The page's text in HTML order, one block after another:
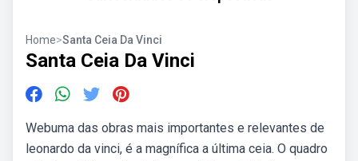
Home>Santa Ceia Da Vinci
Santa Ceia Da Vinci
Webuma das obras mais importantes e relevantes de
leonardo da vinci, é a magnífica a última ceia. O quadro